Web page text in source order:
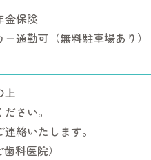
金保険
通勤可（無料駐車場あり）
上
さい。
絡いたします。
歯科医院）